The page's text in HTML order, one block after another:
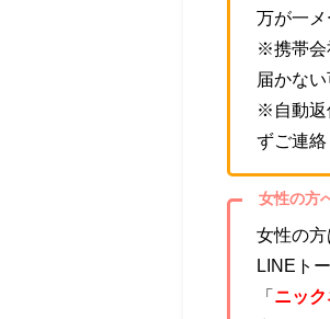
万が一メ
※携帯会
届かない
※自動返
ずご連絡
女性の方
女性の方
LINEト
「 ニッ